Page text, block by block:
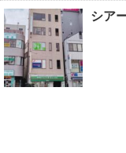
シア